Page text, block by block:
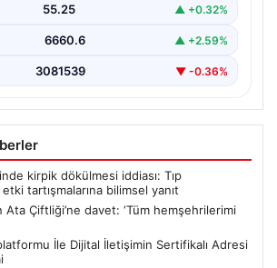
55.25 ▲ +0.32%
6660.6 ▲ +2.59%
3081539 ▼ -0.36%
kirpik dökülmesi iddiası: Tıp
tartışmalarına bilimsel yanıt
Ata Çiftliği’ne davet: ‘Tüm hemşehrilerimi
İle Dijital İletişimin Sertifikalı Adresi